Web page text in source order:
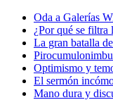
Oda a Galerías
¿Por qué se filtra
La gran batalla
Optimismo y
El sermón
Mano dura y